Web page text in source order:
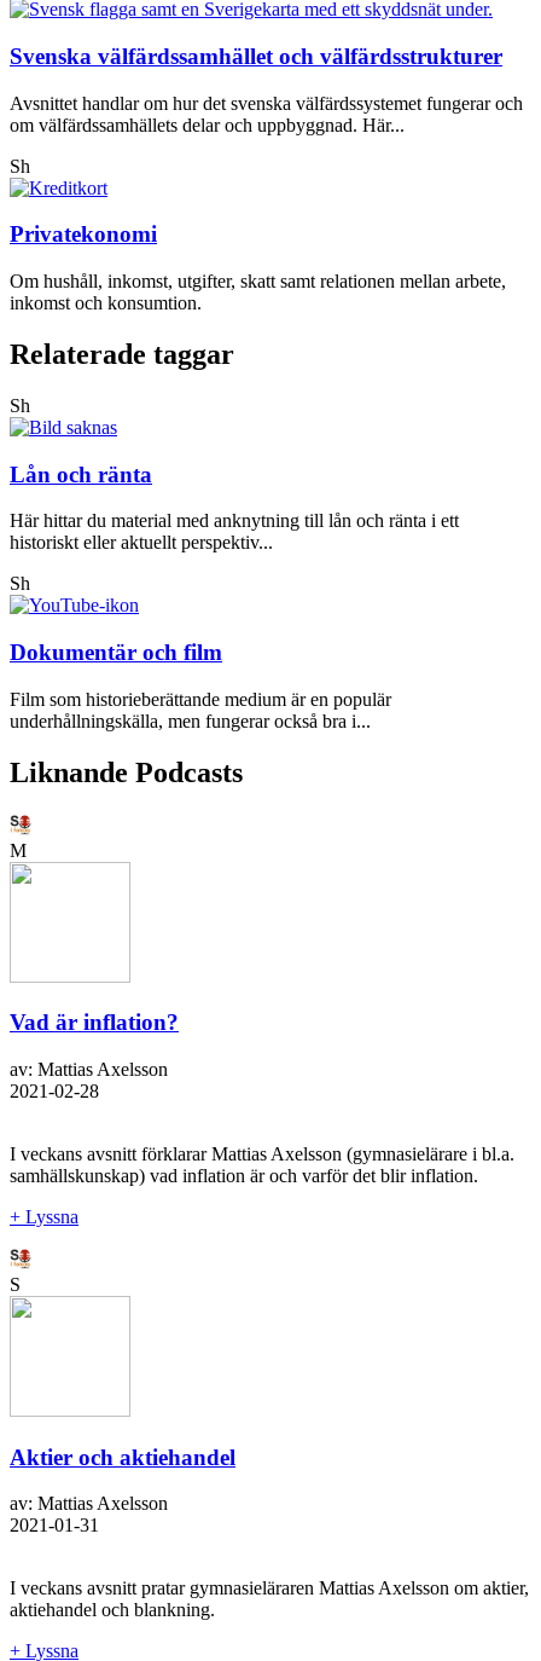
Svenska välfärdssamhället och välfärdsstrukturer
Avsnittet handlar om hur det svenska välfärdssystemet fungerar och
om välfärdssamhällets delar och uppbyggnad. Här...
Sh
Privatekonomi
Om hushåll, inkomst, utgifter, skatt samt relationen mellan arbete,
inkomst och konsumtion.
Relaterade taggar
Sh
Lån och ränta
Här hittar du material med anknytning till lån och ränta i ett
historiskt eller aktuellt perspektiv...
Sh
Dokumentär och film
Film som historieberättande medium är en populär
underhållningskälla, men fungerar också bra i...
Liknande Podcasts
M
Vad är inflation?
av: Mattias Axelsson
2021-02-28
I veckans avsnitt förklarar Mattias Axelsson (gymnasielärare i bl.a.
samhällskunskap) vad inflation är och varför det blir inflation.
+ Lyssna
S
Aktier och aktiehandel
av: Mattias Axelsson
2021-01-31
I veckans avsnitt pratar gymnasieläraren Mattias Axelsson om aktier,
aktiehandel och blankning.
+ Lyssna